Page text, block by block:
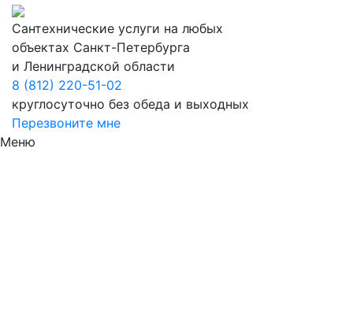
Сантехнические услуги на любых
объектах Санкт-Петербурга
и Ленинградской области
8 (812) 220-51-02
круглосуточно без обеда и выходных
Перезвоните мне
Меню